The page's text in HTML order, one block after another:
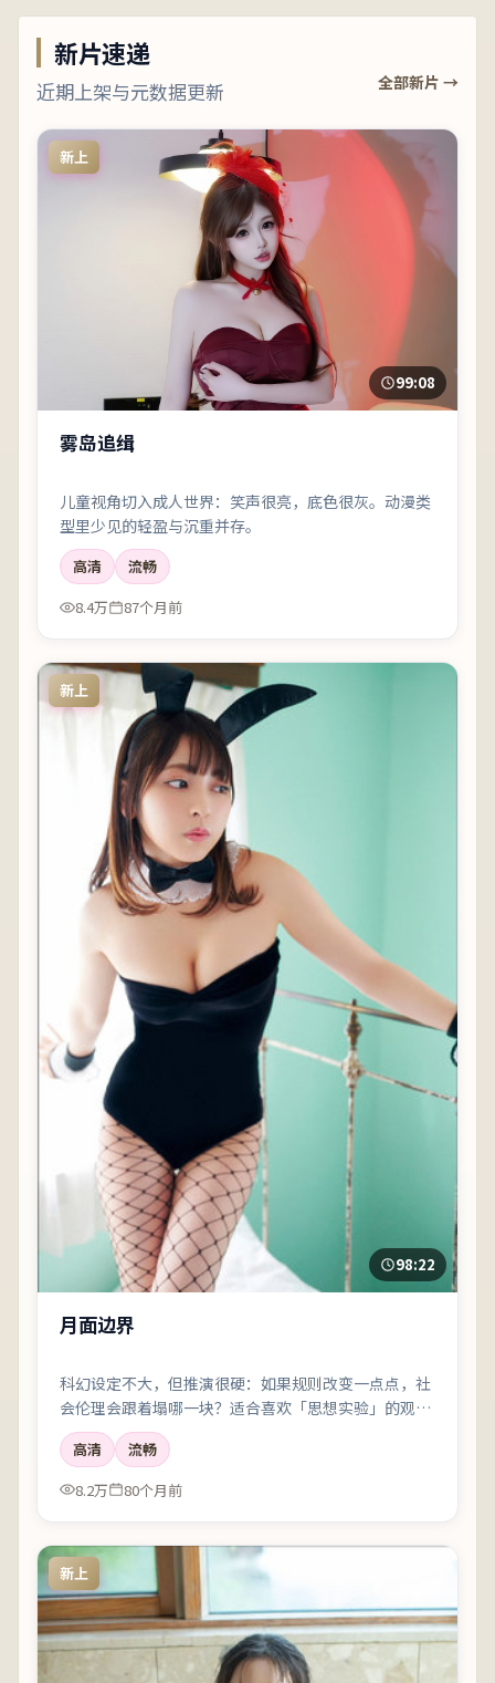
新片速递
近期上架与元数据更新 全部新片 →
新上
99:08
雾岛追缉
儿童视角切入成人世界：笑声很亮，底色很灰。动漫类
型里少见的轻盈与沉重并存。
高清
流畅
8.4万
87个月前
新上
98:22
月面边界
科幻设定不大，但推演很硬：如果规则改变一点点，社
会伦理会跟着塌哪一块？适合喜欢「思想实验」的观
众。
高清
流畅
8.2万
80个月前
新上